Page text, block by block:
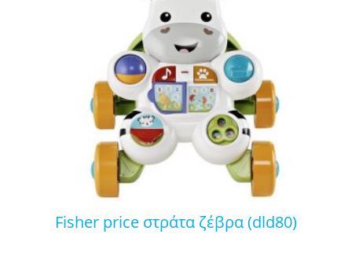
fisher price στράτα ζέβρα (dld80)